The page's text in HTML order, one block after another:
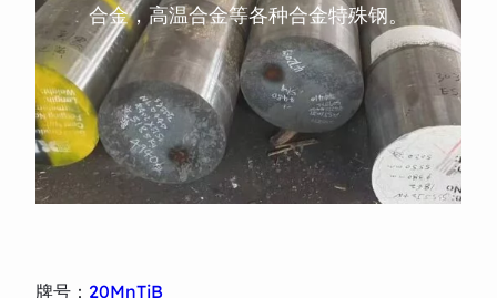
合金，高温合金等各种合金特殊钢。
牌号： 20MnTiB